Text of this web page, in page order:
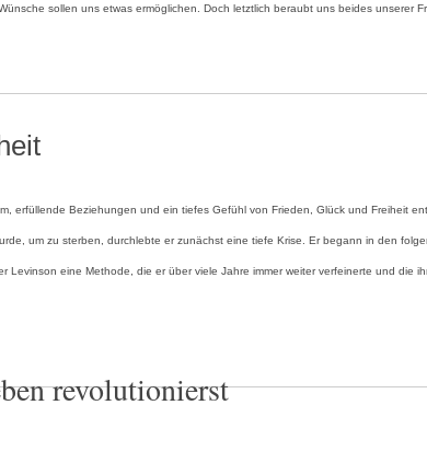
sollen uns etwas ermöglichen. Doch letztlich beraubt uns beides unserer
erfüllende Beziehungen und ein tiefes Gefühl von Frieden, Glück und Freiheit
um zu sterben, durchlebte er zunächst eine tiefe Krise. Er begann in den
eine Methode, die er über viele Jahre immer weiter verfeinerte und die
revolutionierst